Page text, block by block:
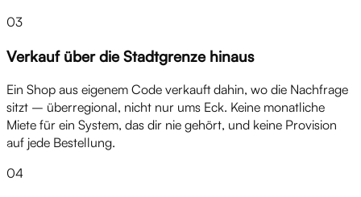
03
Verkauf über die Stadtgrenze hinaus
Ein Shop aus eigenem Code verkauft dahin, wo die Nachfrage
sitzt – überregional, nicht nur ums Eck. Keine monatliche
Miete für ein System, das dir nie gehört, und keine Provision
auf jede Bestellung.
04